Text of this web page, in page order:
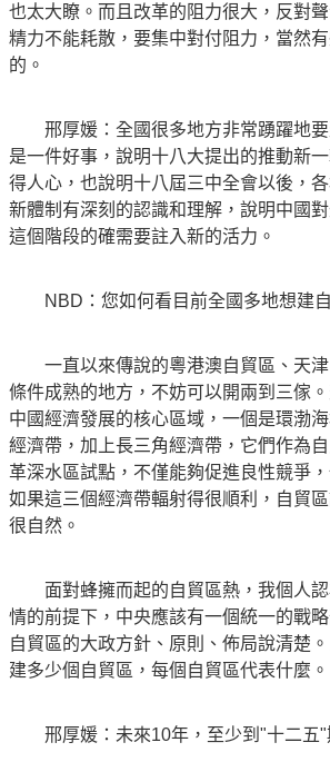
也太大瞭。而且改革的阻力很大，反對
精力不能耗散，要集中對付阻力，當然
的。
邢厚媛：全國很多地方非常踴躍地要
是一件好事，說明十八大提出的推動新
得人心，也說明十八屆三中全會以後，
新體制有深刻的認識和理解，說明中國
這個階段的確需要註入新的活力。
NBD：您如何看目前全國多地想建自
一直以來傳說的粵港澳自貿區、天津
條件成熟的地方，不妨可以開兩到三傢
中國經濟發展的核心區域，一個是環渤
經濟帶，加上長三角經濟帶，它們作為
革深水區試點，不僅能夠促進良性競爭
如果這三個經濟帶輻射得很順利，自貿
很自然。
面對蜂擁而起的自貿區熱，我個人認
情的前提下，中央應該有一個統一的戰
自貿區的大政方針、原則、佈局說清楚
建多少個自貿區，每個自貿區代表什麼。
邢厚媛：未來10年，至少到"十二五"